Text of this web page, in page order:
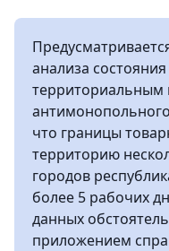
анализа
территориальным
что границы
территорию
городов
более 5 рабочих
данных
приложением